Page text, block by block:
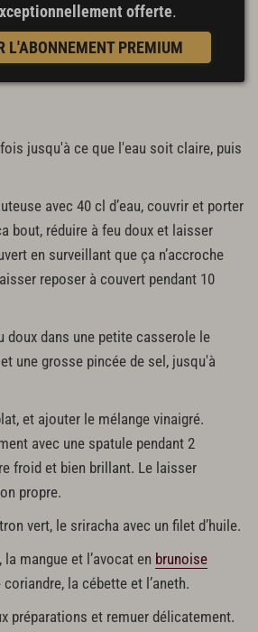
offerte.
L'ABONNEMENT PREMIUM
jusqu'à ce que l'eau soit claire, puis
avec 40 cl d’eau, couvrir et porter
bout, réduire à feu doux et laisser
en surveillant que ça n’accroche
reposer à couvert pendant 10
doux dans une petite casserole le
une grosse pincée de sel, jusqu'à
et ajouter le mélange vinaigré.
avec une spatule pendant 2
froid et bien brillant. Le laisser
propre.
vert, le sriracha avec un filet d’huile.
mangue et l’avocat en brunoise
coriandre, la cébette et l’aneth.
préparations et remuer délicatement.